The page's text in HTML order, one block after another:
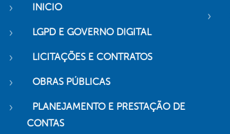
INICIO
LGPD E GOVERNO DIGITAL
LICITAÇÕES E CONTRATOS
OBRAS PÚBLICAS
PLANEJAMENTO E PRESTAÇÃO DE
CONTAS